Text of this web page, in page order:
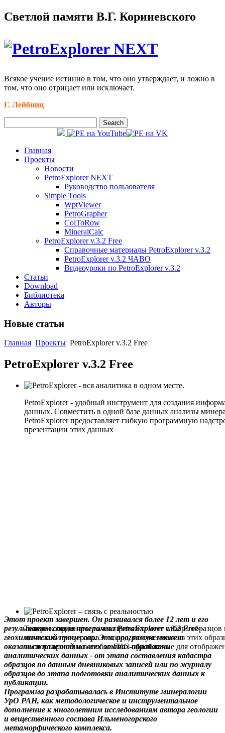
Светлой памяти В.Г. Кориневского
Всякое учение истинно в том, что оно утверждает, и ложно в
том, что оно отрицает или исключает.
Г. Лейбниц
Главная
Проекты
Новости
PetroExplorer NEXT
Руководство пользователя
Simple Tools
WptViewer
PetroGrapher
ColToRow
MineralCalc
PetroExplorer v.3.2 Free
Справочные материалы PetroExplorer v.3.2
PetroExplorer v.3.2 ЧАВО
Видеоуроки по PetroExplorer v.3.2
Статьи
Download
Библиотека
Авторы
Новые статьи
Главная Проекты PetroExplorer v.3.2 Free
PetroExplorer v.3.2 Free
PetroExplorer - удобный инструмент для создания
данных. Совместить в одной базе данных анализы
PetroExplorer предоставляет гибкую программную
презентации этих данных
Теперь координаты точек привязки мест отбора
анализами минералов и пород, полученных из этих
экспортированы в любое ГИС-приложение для
Этот проект завершен. Он развивался более 12 лет и его
результатом стала программа PetroExplorer v.3.2 Free -
геохимический процессор. Эта программа может
оказаться полезной на всех этапах обработки
аналитических данных - от этапа составления кадастра
образцов по данным дневниковых записей или по журналу
образцов до этапа подготовки аналитических данных к
публикации.
Программа разрабатывалась в Институте минералогии
УрО РАН, как методологическое и инструментальное
дополнение к многолетним исследованиям автора геологии
и вещественного состава Ильменогорского
метаморфического комплекса.